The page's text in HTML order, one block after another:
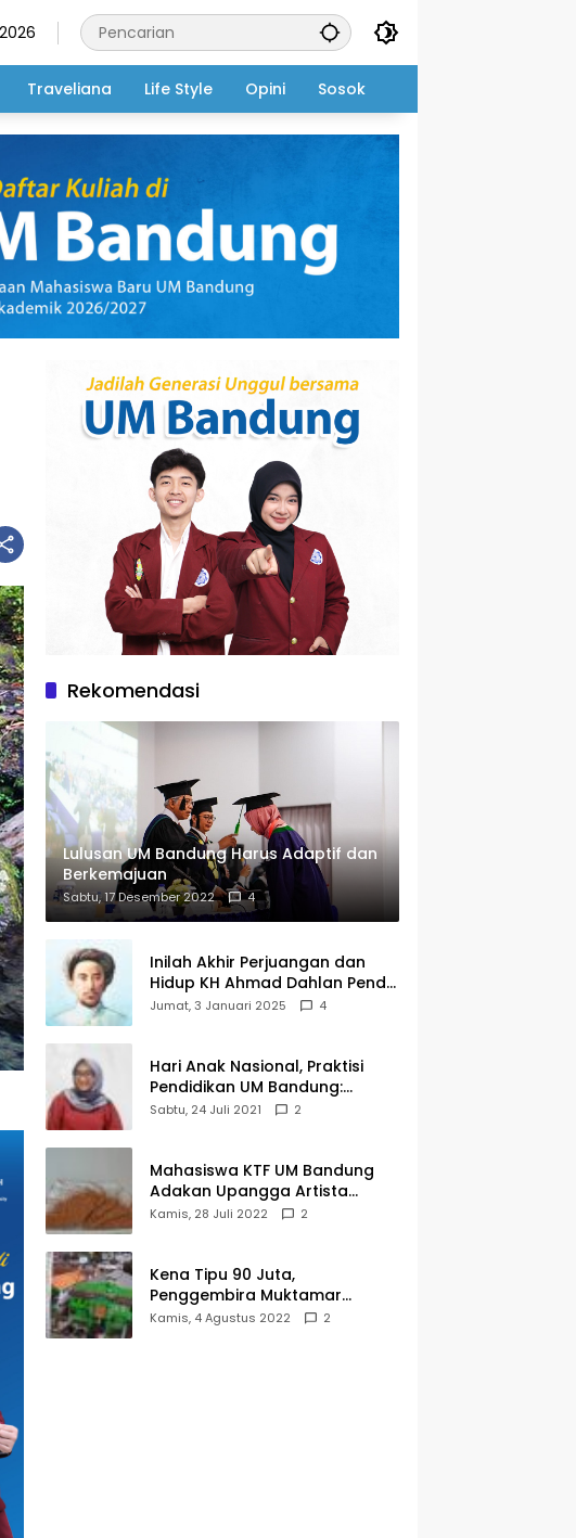
Traveliana Life Style Opini Sosok
Rekomendasi
Lulusan UM Bandung Harus Adaptif dan
Berkemajuan
Sabtu, 17 Desember 2022 4
Inilah Akhir Perjuangan dan
Hidup KH Ahmad Dahlan Pendiri
Muhammadiyah
Jumat, 3 Januari 2025 4
Hari Anak Nasional, Praktisi
Pendidikan UM Bandung:
Mereka Generasi Penerus
Sabtu, 24 Juli 2021 2
Mahasiswa KTF UM Bandung
Adakan Upangga Artista
Exhibition, Ini Salah Satu
Kamis, 28 Juli 2022 2
Kena Tipu 90 Juta,
Penggembira Muktamar
Muhammadiyah Aisyiyah Asal
Kamis, 4 Agustus 2022 2